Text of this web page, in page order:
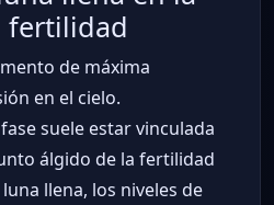
fertilidad
de máxima
en el cielo.
suele estar vinculada
álgido de la fertilidad
llena, los niveles de